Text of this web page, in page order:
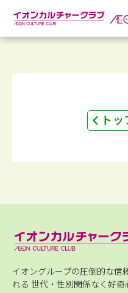
ト
イオングループの圧倒的な信
れる 世代・性別関係なく好